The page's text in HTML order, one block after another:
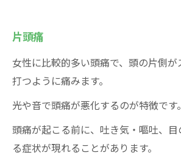
片頭痛
女性に比較的多い頭痛で、頭の片側
打つように痛みます。
光や音で頭痛が悪化するのが特徴です。
頭痛が起こる前に、吐き気・嘔吐、
る症状が現れることがあります。